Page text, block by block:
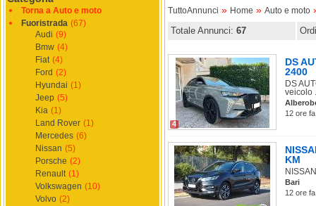
Torna a Auto e moto
Fuoristrada (67)
Audi (9)
Bmw (4)
Fiat (4)
Ford (2)
Hyundai (1)
Jeep (5)
Kia (1)
Land Rover (1)
Mercedes (6)
Nissan (5)
Porsche (2)
Renault (1)
Volkswagen (10)
Volvo (2)
TuttoAnnunci » Home » Auto e moto
Totale Annunci: 67
4
DS
2400
DS
veicolo
12 ore
KM
Bari
12 ore